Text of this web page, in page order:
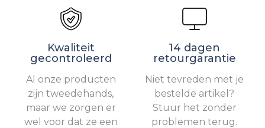
Kwaliteit
gecontroleerd
Al onze producten
zijn tweedehands,
maar we zorgen er
wel voor dat ze een
14 dagen
retourgarantie
Niet tevreden met je
bestelde artikel?
Stuur het zonder
problemen terug.